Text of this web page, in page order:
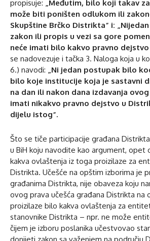
propisuje: „Međutim, bilo koji takav
može biti poništen odlukom ili
Skupštine Brčko Distrikta“ i:
zakon ili propis u vezi sa gore
neće imati bilo kakvo pravno
se nadovezuje i tačka 3. Naloga koja u
6.) navodi: „Ni jedan postupak bilo
bilo koje institucije koja je sastavni
na dan ili nakon dana izdavanja
imati nikakvo pravno dejstvo u
dijelu istog“.
Što se tiče participacije građana
u BiH koju navodite kao argument, opet
kakva ovlaštenja iz toga proizilaze za
Distrikta. Učešće na opštim izborima je
građanima Distrikta, nije obaveza koju
ovog prava učešća građana Distrikta na
proizilaze bilo kakva ovlaštenja za
stanovnike Distrikta – npr. ne može
čijem je izboru poslanika učestvovao